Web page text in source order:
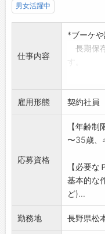
男女活躍中
仕事内容
*ブーケや
長期保
・お花
般。
(お花の回
など)
※一般的
非常に繊
(重量物
応募する
下さい。
オンライ
【変更範
雇用形態 契約社員
応募資格
【年齢制
〜35歳、
【必要な
基本的な
ど)...
勤務地 長野県松